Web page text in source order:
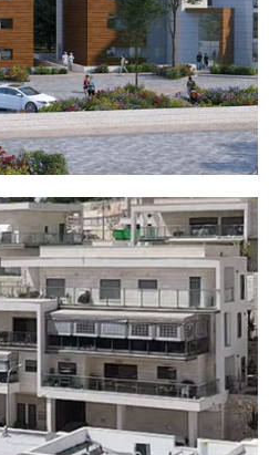
פרויקט יו ניו
לדף